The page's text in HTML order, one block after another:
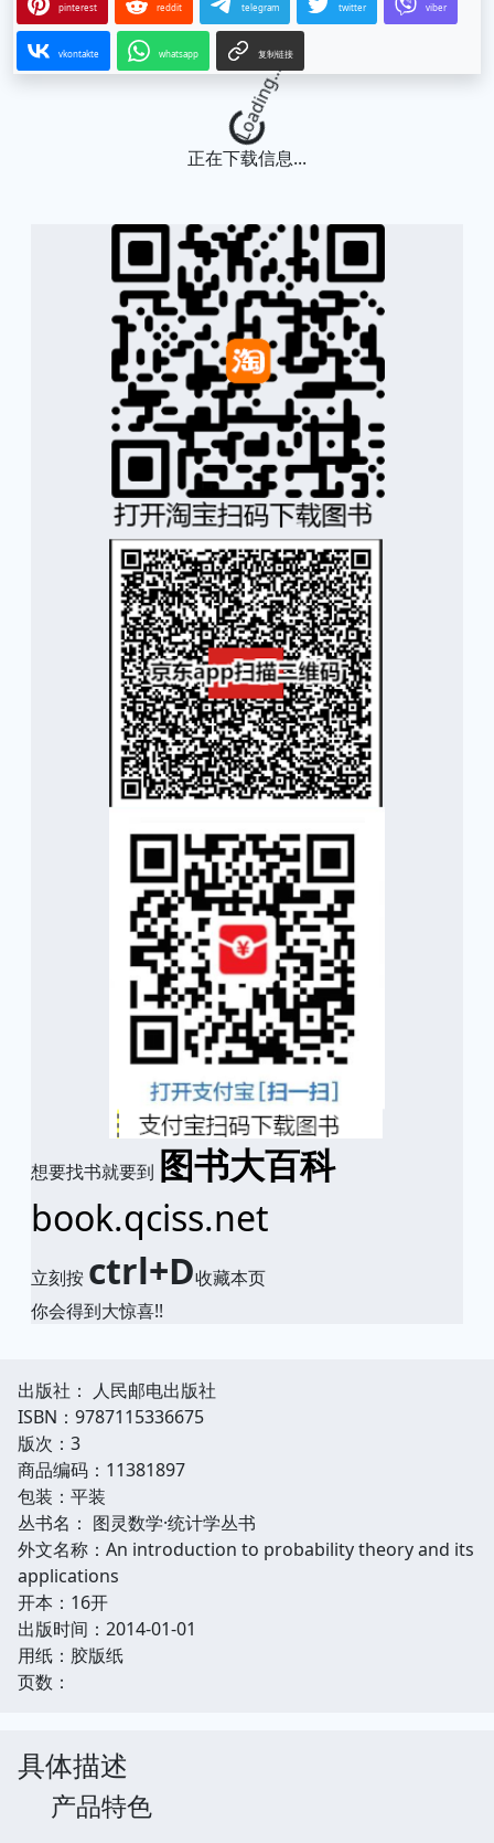
pinterest reddit telegram twitter viber
vkontakte whatsapp 复制链接
Loading...
正在下载信息...
想要找书就要到 图书大百科
book.qciss.net
立刻按 ctrl+D收藏本页
你会得到大惊喜!!
出版社： 人民邮电出版社
ISBN：9787115336675
版次：3
商品编码：11381897
包装：平装
丛书名： 图灵数学·统计学丛书
外文名称：An introduction to probability theory and its
applications
开本：16开
出版时间：2014-01-01
用纸：胶版纸
页数：
具体描述
产品特色